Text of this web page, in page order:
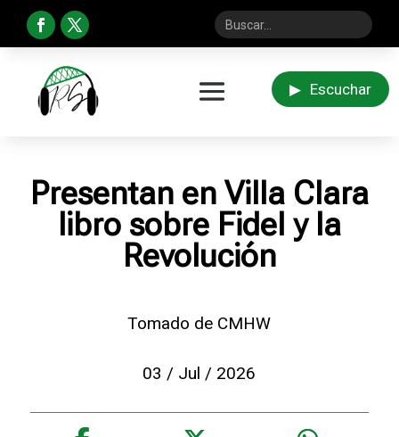
▶ Escuchar
Presentan en Villa Clara
libro sobre Fidel y la
Revolución
Tomado de CMHW
03 / Jul / 2026